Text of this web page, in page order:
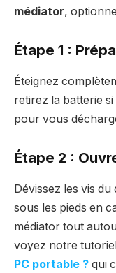
médiator,
Étape 1 :
Éteignez
retirez la batterie
pour vous
Étape 2 :
Dévissez les vis
sous les pieds en
médiator tout
voyez notre
PC portable ? qui